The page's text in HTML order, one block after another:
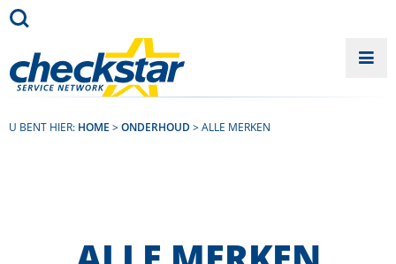
Search
U BENT HIER: HOME >ONDERHOUD > ALLE MERKEN